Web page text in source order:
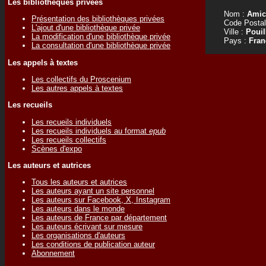
Les bibliothèques privées
Présentation des bibliothèques privées
L'ajout d'une bibliothèque privée
La modification d'une bibliothèque privée
La consultation d'une bibliothèque privée
Les appels à textes
Les collectifs du Proscenium
Les autres appels à textes
Les recueils
Les recueils individuels
Les recueils individuels au format epub
Les recueils collectifs
Scènes d'expo
Les auteurs et autrices
Tous les auteurs et autrices
Les auteurs ayant un site personnel
Les auteurs sur Facebook, X, Instagram
Les auteurs dans le monde
Les auteurs de France par département
Les auteurs écrivant sur mesure
Les organisations d'auteurs
Les conditions de publication auteur
Abonnement
Nom :
Code
Ville :
Pays :